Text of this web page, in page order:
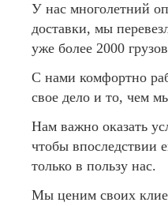
У нас многолетний
доставки, мы
уже более 2000
С нами комфортно
свое дело и то, чем
Нам важно оказать
чтобы впоследствии
только в пользу нас.
Мы ценим своих